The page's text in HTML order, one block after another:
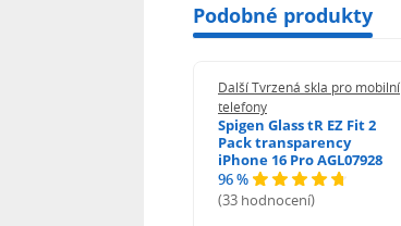
Podobné produkty
Další Tvrzená skla pro mobilní
telefony
Spigen Glass tR EZ Fit 2
Pack transparency
iPhone 16 Pro AGL07928
96 %
(33 hodnocení)